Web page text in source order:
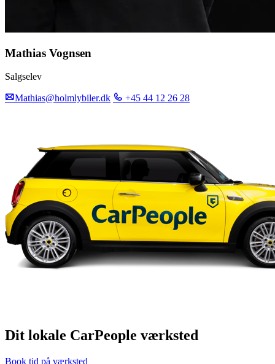
Mathias Vognsen
Salgselev
Mathias@holmlybiler.dk +45 44 12 26 28
Dit lokale CarPeople værksted
Book tid på værksted